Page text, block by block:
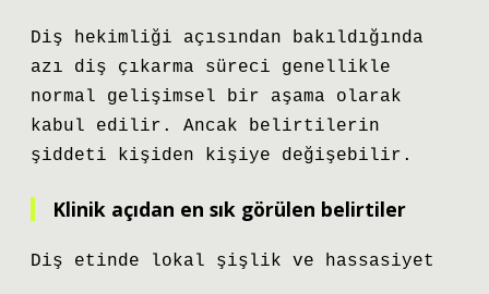
Diş hekimliği açısından bakıldığında
azı diş çıkarma süreci genellikle
normal gelişimsel bir aşama olarak
kabul edilir. Ancak belirtilerin
şiddeti kişiden kişiye değişebilir.
Klinik açıdan en sık görülen belirtiler
Diş etinde lokal şişlik ve hassasiyet